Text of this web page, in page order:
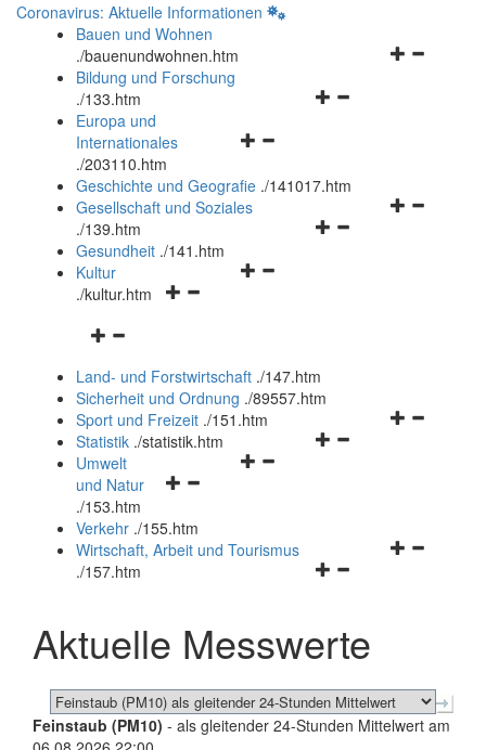
Coronavirus: Aktuelle Informationen
Bauen und Wohnen
./bauenundwohnen.htm
Navigationsmenü
Bildung und Forschung
./133.htm
Navigationsmenü
und
schließen
Europa und
Internationales
./203110.htm
Geschichte und Geografie ./141017.htm
Navigationsmenü
Gesellschaft und Soziales
./139.htm
Navigationsmenü
Gesundheit ./141.htm
Navigationsmenü
Kultur
./kultur.htm
Navigationsmenü
und
schließen
Land- und Forstwirtschaft ./147.htm
Sicherheit und Ordnung ./89557.htm
Navigationsmenü
Sport und Freizeit ./151.htm
Navigationsmenü
Statistik ./statistik.htm
Navigationsmenü
und
schließen
Umwelt
und Natur
./153.htm
Verkehr ./155.htm
Navigationsmenü
schließen
Wirtschaft, Arbeit und Tourismus
./157.htm
Aktuelle Messwerte
Feinstaub (PM10) - als gleitender 24-Stunden Mittelwert am